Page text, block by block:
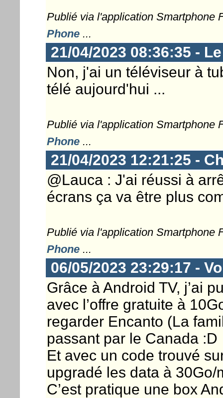
Publié via l'application Smartphone
Phone...
21/04/2023 08:36:35 -
Non, j'ai un téléviseur à
télé aujourd'hui ...
Publié via l'application Smartphone
Phone...
21/04/2023 12:21:25 -
@Lauca : J'ai réussi à
écrans ça va être plus
Publié via l'application Smartphone
Phone...
06/05/2023 23:29:17 -
Grâce à Android TV, j’ai
avec l’offre gratuite à
regarder Encanto (La
passant par le Canada :D
Et avec un code trouvé
upgradé les data à
C’est pratique une box